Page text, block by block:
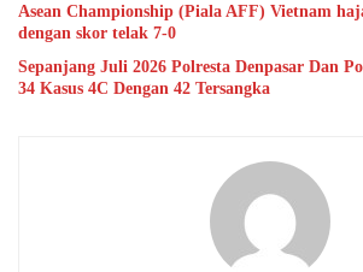
Asean Championship (Piala AFF) Vietnam
dengan skor telak 7-0
Sepanjang Juli 2026 Polresta Denpasar Dan
34 Kasus 4C Dengan 42 Tersangka